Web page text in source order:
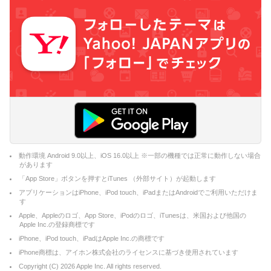
動作環境 Android 9.0以上、iOS 16.0以上 ※一部の機種では正常に動作しない場合
があります
「App Store」ボタンを押すとiTunes （外部サイト）が起動します
アプリケーションはiPhone、iPod touch、iPadまたはAndroidでご利用いただけま
す
Apple、Appleのロゴ、App Store、iPodのロゴ、iTunesは、米国および他国の
Apple Inc.の登録商標です
iPhone、iPod touch、iPadはApple Inc.の商標です
iPhone商標は、アイホン株式会社のライセンスに基づき使用されています
Copyright (C) 2026Apple Inc. All rights reserved.